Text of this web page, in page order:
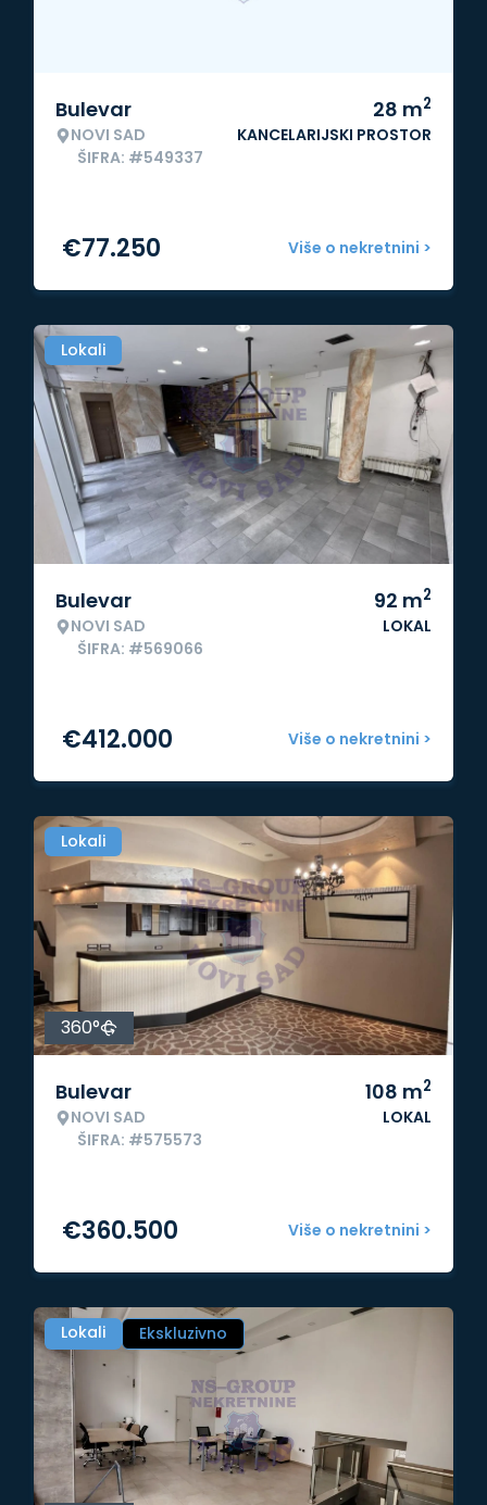
Bulevar
NOVI SAD
ŠIFRA: #549337
28 m2
KANCELARIJSKI PROSTOR
Više o nekretnini >
€77.250
Lokali
Bulevar
NOVI SAD
ŠIFRA: #569066
92 m2
LOKAL
Više o nekretnini >
€412.000
Lokali
360°
Bulevar
NOVI SAD
ŠIFRA: #575573
108 m2
LOKAL
Više o nekretnini >
€360.500
Lokali Ekskluzivno